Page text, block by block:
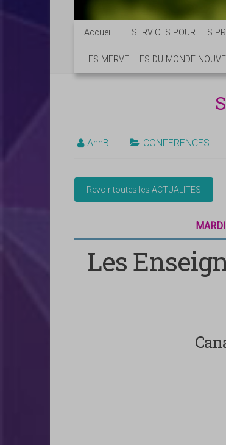
Accueil SERVICES POUR LES
LES MERVEILLES DU MONDE
AnnB CONFERENCES
Les